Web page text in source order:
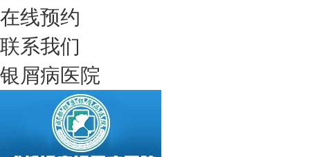
在线预约
联系我们
银屑病医院